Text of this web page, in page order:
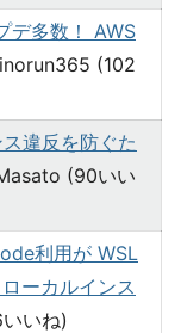
デ多数！ AWS
(102
違反を防ぐた
(90いい
利用が WSL
ーカルインス
いね)